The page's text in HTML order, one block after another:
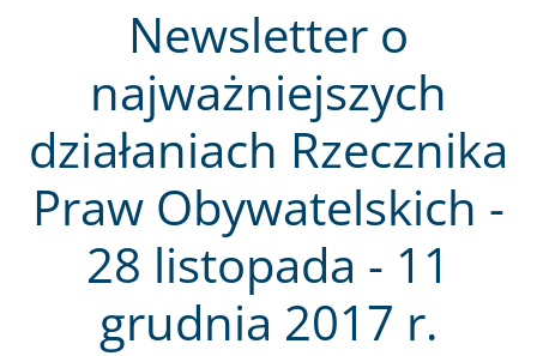
Newsletter o
najważniejszych
działaniach Rzecznika
Praw Obywatelskich -
28 listopada - 11
grudnia 2017 r.